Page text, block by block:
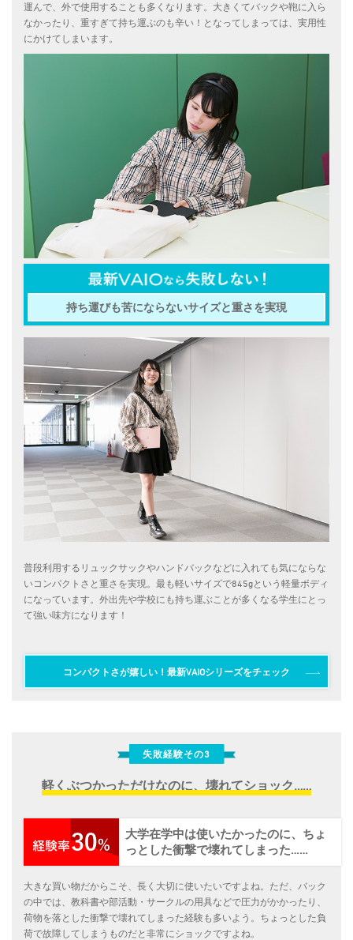
運んで、外で使用することも多くなります。大きくてバックや鞄に入ら
なかったり、重すぎて持ち運ぶのも辛い！となってしまっては、実用性
にかけてしまいます。
持ち運びも苦にならないサイズと重さを実現
普段利用するリュックサックやハンドバックなどに入れても気にならな
いコンパクトさと重さを実現。最も軽いサイズで845gという軽量ボディ
になっています。外出先や学校にも持ち運ぶことが多くなる学生にとっ
て強い味方になります！
コンパクトさが嬉しい！最新VAIOシリーズをチェック
失敗経験その3
軽くぶつかっただけなのに、壊れてショック……
大学在学中は使いたかったのに、ちょ
っとした衝撃で壊れてしまった……
大きな買い物だからこそ、長く大切に使いたいですよね。ただ、バック
の中では、教科書や部活動・サークルの用具などで圧力がかかったり、
荷物を落とした衝撃で壊れてしまった経験も多いよう。ちょっとした負
荷で故障してしまうものだと非常にショックですよね。